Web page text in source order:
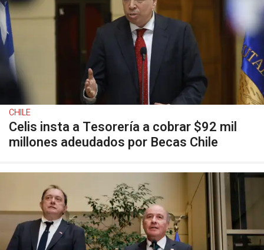
CHILE
Celis insta a Tesorería a cobrar $92 mil
millones adeudados por Becas Chile